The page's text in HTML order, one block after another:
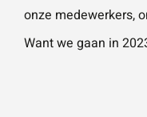
onze medewerkers,
Want we gaan in